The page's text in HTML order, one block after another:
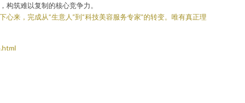
构筑难以复制的核心竞争力。
来，完成从“生意人”到“科技美容服务专家”的转变。唯有真正理